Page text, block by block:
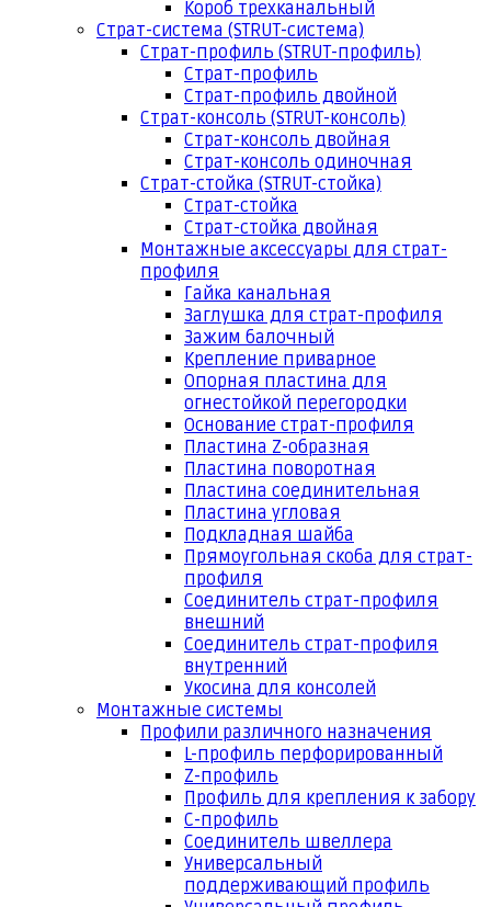
Короб трехканальный
Страт-система (STRUT-система)
Страт-профиль (STRUT-профиль)
Страт-профиль
Страт-профиль двойной
Страт-консоль (STRUT-консоль)
Страт-консоль двойная
Страт-консоль одиночная
Страт-стойка (STRUT-стойка)
Страт-стойка
Страт-стойка двойная
Монтажные аксессуары для страт-
профиля
Гайка канальная
Заглушка для страт-профиля
Зажим балочный
Крепление приварное
Опорная пластина для
огнестойкой перегородки
Основание страт-профиля
Пластина Z-образная
Пластина поворотная
Пластина соединительная
Пластина угловая
Подкладная шайба
Прямоугольная скоба для страт-
профиля
Соединитель страт-профиля
внешний
Соединитель страт-профиля
внутренний
Укосина для консолей
Монтажные системы
Профили различного назначения
L-профиль перфорированный
Z-профиль
Профиль для крепления к забору
С-профиль
Соединитель швеллера
Универсальный
поддерживающий профиль